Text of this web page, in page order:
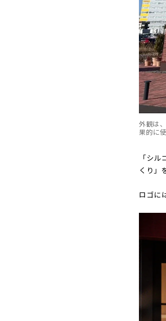
外観は
果的に
「シ
くり」
ロゴに